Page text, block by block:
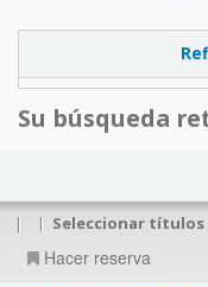
Su búsqueda
| | Seleccionar títulos
Hacer reserva